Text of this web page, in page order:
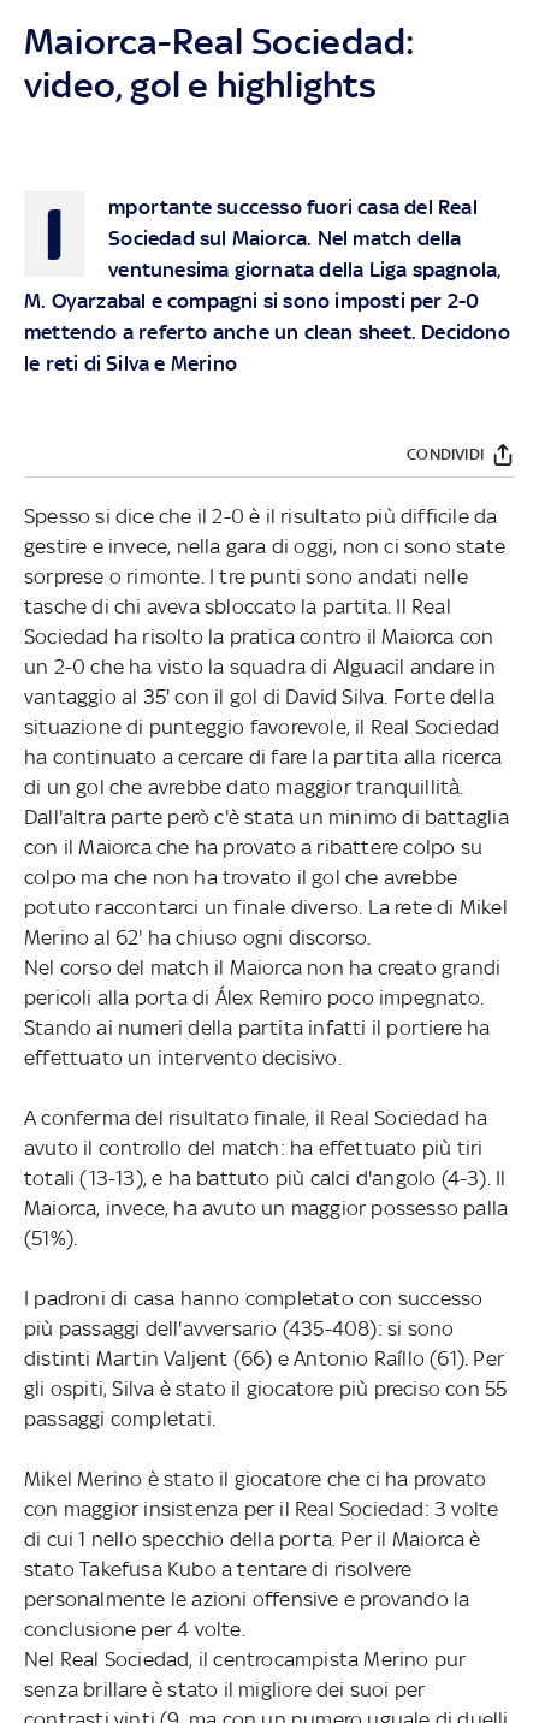
Maiorca-Real Sociedad:
video, gol e highlights
I
mportante successo fuori casa del Real
Sociedad sul Maiorca. Nel match della
ventunesima giornata della Liga spagnola,
M. Oyarzabal e compagni si sono imposti per 2-0
mettendo a referto anche un clean sheet. Decidono
le reti di Silva e Merino
CONDIVIDI
Spesso si dice che il 2-0 è il risultato più difficile da
gestire e invece, nella gara di oggi, non ci sono state
sorprese o rimonte. I tre punti sono andati nelle
tasche di chi aveva sbloccato la partita. Il Real
Sociedad ha risolto la pratica contro il Maiorca con
un 2-0 che ha visto la squadra di Alguacil andare in
vantaggio al 35' con il gol di David Silva. Forte della
situazione di punteggio favorevole, il Real Sociedad
ha continuato a cercare di fare la partita alla ricerca
di un gol che avrebbe dato maggior tranquillità.
Dall'altra parte però c'è stata un minimo di battaglia
con il Maiorca che ha provato a ribattere colpo su
colpo ma che non ha trovato il gol che avrebbe
potuto raccontarci un finale diverso. La rete di Mikel
Merino al 62' ha chiuso ogni discorso.
Nel corso del match il Maiorca non ha creato grandi
pericoli alla porta di Álex Remiro poco impegnato.
Stando ai numeri della partita infatti il portiere ha
effettuato un intervento decisivo.
A conferma del risultato finale, il Real Sociedad ha
avuto il controllo del match: ha effettuato più tiri
totali (13-13), e ha battuto più calci d'angolo (4-3). Il
Maiorca, invece, ha avuto un maggior possesso palla
(51%).
I padroni di casa hanno completato con successo
più passaggi dell'avversario (435-408): si sono
distinti Martin Valjent (66) e Antonio Raíllo (61). Per
gli ospiti, Silva è stato il giocatore più preciso con 55
passaggi completati.
Mikel Merino è stato il giocatore che ci ha provato
con maggior insistenza per il Real Sociedad: 3 volte
di cui 1 nello specchio della porta. Per il Maiorca è
stato Takefusa Kubo a tentare di risolvere
personalmente le azioni offensive e provando la
conclusione per 4 volte.
Nel Real Sociedad, il centrocampista Merino pur
senza brillare è stato il migliore dei suoi per